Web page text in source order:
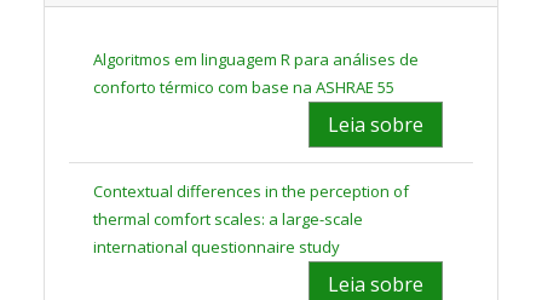
Algoritmos em linguagem R para análises de
conforto térmico com base na ASHRAE 55
Leia sobre
Contextual differences in the perception of
thermal comfort scales: a large-scale
international questionnaire study
Leia sobre